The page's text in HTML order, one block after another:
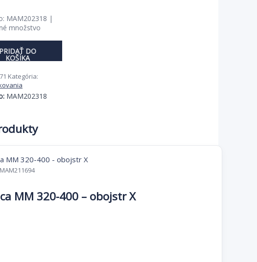
€.
MAM202318 |
množstvo
PRIDAŤ DO
KOŠÍKA
Kategória:
MAM202318
MAM211694
MM 320-400 – obojstr X